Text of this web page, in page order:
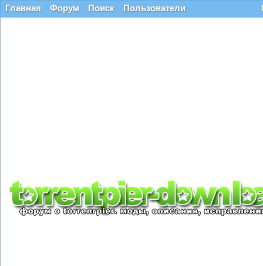
Главная Форум Поиск Пользователи